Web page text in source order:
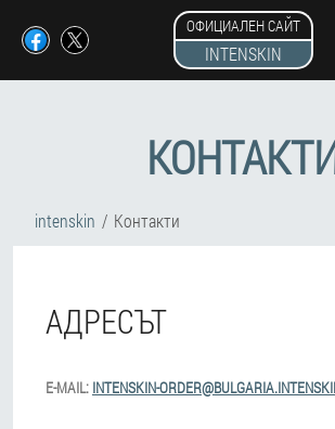
ОФИЦИАЛЕН САЙТ
INTENSKIN
intenskin Контакти
АДРЕСЪТ
E-MAIL: INTENSKIN-